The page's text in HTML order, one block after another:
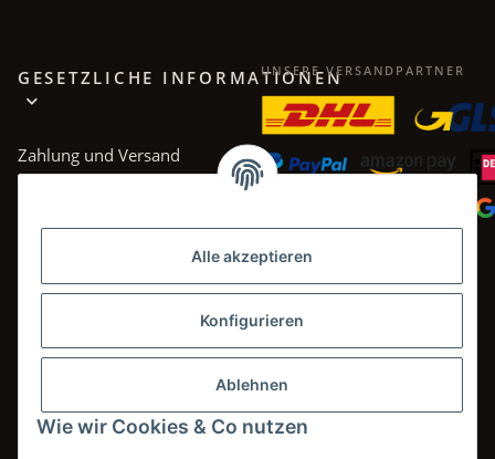
Alle akzeptieren
Konfigurieren
Ablehnen
Wie wir Cookies & Co nutzen
GESETZLICHE INFORMATIONEN
Zahlung und Versand
Datenschutz
UNSERE VERSANDPARTNER